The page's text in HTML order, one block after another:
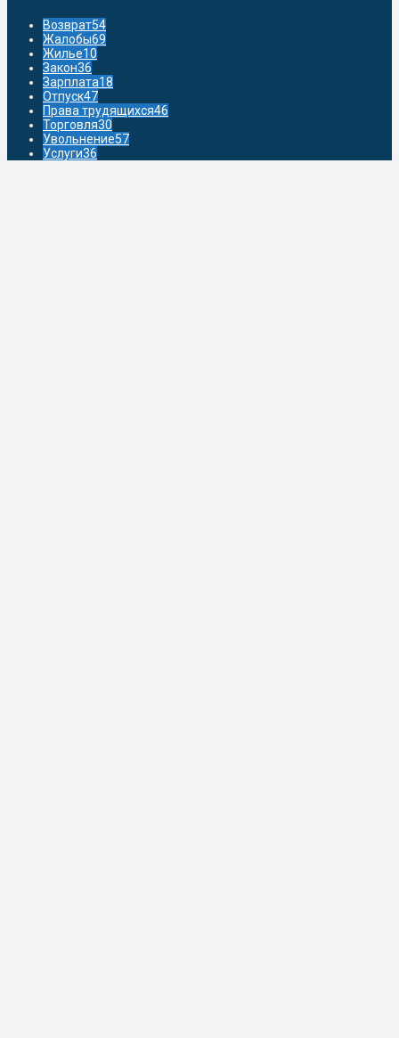
Возврат54
Жалобы69
Жилье10
Закон36
Зарплата18
Отпуск47
Права трудящихся46
Торговля30
Увольнение57
Услуги36